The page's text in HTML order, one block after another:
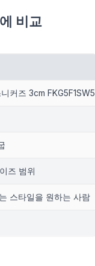
비교
커즈 3cm
즈 범위
스타일을 원하는 사람